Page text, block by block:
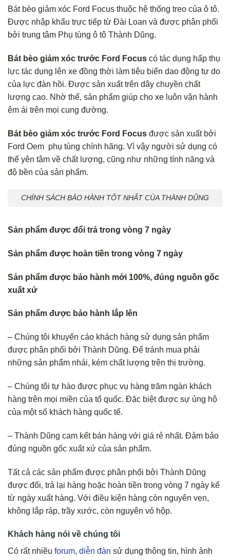
Bát bèo giảm xóc Ford Focus thuộc hệ thống treo của ô tô.
Được nhập khẩu trực tiếp từ Đài Loan và được phân phối
bởi trung tâm Phụ tùng ô tô Thành Dũng.
Bát bèo giảm xóc trước Ford Focus có tác dụng hấp thụ
lực tác dụng lên xe đồng thời làm tiêu biến dao động tự do
của lực đàn hồi. Được sản xuất trên dây chuyền chất
lượng cao. Nhờ thế, sản phẩm giúp cho xe luôn vận hành
êm ái trên mọi cung đường.
Bát bèo giảm xóc trước Ford Focus được sản xuất bởi
Ford Oem phụ tùng chính hãng. Vì vậy người sử dụng có
thể yên tâm về chất lượng, cũng như những tính năng và
độ bền của sản phẩm.
CHÍNH SÁCH BẢO HÀNH TỐT NHẤT CỦA THÀNH DŨNG
Sản phẩm được đổi trả trong vòng 7 ngày
Sản phẩm được hoàn tiền trong vòng 7 ngày
Sản phẩm được bảo hành mới 100%, đúng nguồn gốc
xuất xứ
Sản phẩm được bảo hành lắp lên
– Chúng tôi khuyến cáo khách hàng sử dụng sản phẩm
được phân phối bởi Thành Dũng. Để tránh mua phải
những sản phẩm nhái, kém chất lượng trên thị trường.
– Chúng tôi tự hào được phục vụ hàng trăm ngàn khách
hàng trên mọi miền của tổ quốc. Đặc biệt được sự ủng hộ
của một số khách hàng quốc tế.
– Thành Dũng cam kết bán hàng với giá rẻ nhất. Đảm bảo
đúng nguồn gốc xuất xứ của sản phẩm.
Tất cả các sản phẩm được phân phối bởi Thành Dũng
được đổi, trả lại hàng hoặc hoàn tiền trong vòng 7 ngày kể
từ ngày xuất hàng. Với điều kiện hàng còn nguyên vẹn,
không lắp ráp, trầy xước, còn nguyên vỏ hộp.
Khách hàng nói về chúng tôi
Có rất nhiều forum, diễn đàn sử dụng thông tin, hình ảnh